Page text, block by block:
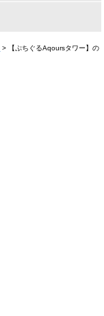
>
【ぷちぐるAqoursタワー】の